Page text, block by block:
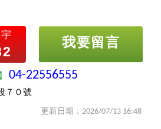
我要留言
04-22556555
７０號
更新日期：2026/07/13 16:48